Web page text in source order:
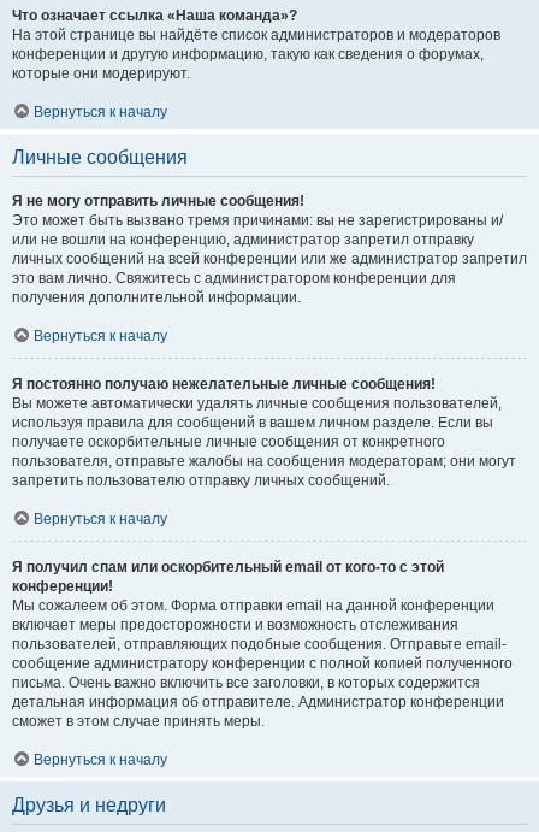
Что означает ссылка «Наша команда»?
На этой странице вы найдёте список администраторов и модераторов
конференции и другую информацию, такую как сведения о форумах,
которые они модерируют.
Вернуться к началу
Личные сообщения
Я не могу отправить личные сообщения!
Это может быть вызвано тремя причинами: вы не зарегистрированы и/
или не вошли на конференцию, администратор запретил отправку
личных сообщений на всей конференции или же администратор запретил
это вам лично. Свяжитесь с администратором конференции для
получения дополнительной информации.
Вернуться к началу
Я постоянно получаю нежелательные личные сообщения!
Вы можете автоматически удалять личные сообщения пользователей,
используя правила для сообщений в вашем личном разделе. Если вы
получаете оскорбительные личные сообщения от конкретного
пользователя, отправьте жалобы на сообщения модераторам; они могут
запретить пользователю отправку личных сообщений.
Вернуться к началу
Я получил спам или оскорбительный email от кого-то с этой
конференции!
Мы сожалеем об этом. Форма отправки email на данной конференции
включает меры предосторожности и возможность отслеживания
пользователей, отправляющих подобные сообщения. Отправьте email-
сообщение администратору конференции с полной копией полученного
письма. Очень важно включить все заголовки, в которых содержится
детальная информация об отправителе. Администратор конференции
сможет в этом случае принять меры.
Вернуться к началу
Друзья и недруги